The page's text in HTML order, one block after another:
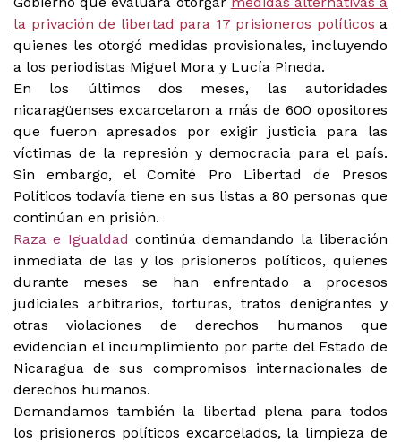
la privación de libertad para 17 prisioneros políticos a
quienes les otorgó medidas provisionales, incluyendo
a los periodistas Miguel Mora y Lucía Pineda.
En los últimos dos meses, las autoridades
nicaragüenses excarcelaron a más de 600 opositores
que fueron apresados por exigir justicia para las
víctimas de la represión y democracia para el país.
Sin embargo, el Comité Pro Libertad de Presos
Políticos todavía tiene en sus listas a 80 personas que
continúan en prisión.
Raza e Igualdad continúa demandando la liberación
inmediata de las y los prisioneros políticos, quienes
durante meses se han enfrentado a procesos
judiciales arbitrarios, torturas, tratos denigrantes y
otras violaciones de derechos humanos que
evidencian el incumplimiento por parte del Estado de
Nicaragua de sus compromisos internacionales de
derechos humanos.
Demandamos también la libertad plena para todos
los prisioneros políticos excarcelados, la limpieza de